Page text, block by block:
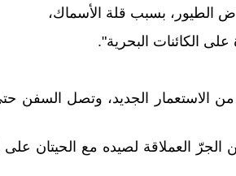
الطيور، بسبب قلة الأسماك،
الكائنات البحرية".
الاستعمار الجديد، وتصل السفن
الجرّ العملاقة لصيده مع الحيتان